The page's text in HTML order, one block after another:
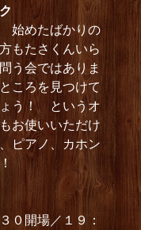
始めたばかりの
もたさくんいら
う会ではありま
ころを見つけて
う！ というオ
お使いいただけ
ピアノ、カホン
開場／１９：